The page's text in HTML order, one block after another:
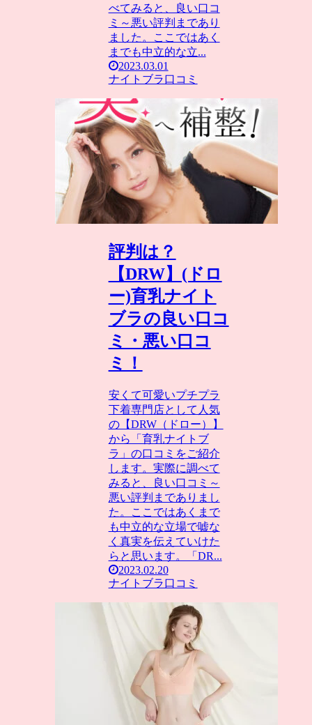
べてみると、良い口コ
ミ～悪い評判まであり
ました。ここではあく
までも中立的な立...
2023.03.01
ナイトブラ口コミ
評判は？
【DRW】(ドロ
ー)育乳ナイト
ブラの良い口コ
ミ・悪い口コ
ミ！
安くて可愛いプチプラ
下着専門店として人気
の【DRW（ドロー）】
から「育乳ナイトブ
ラ」の口コミをご紹介
します。実際に調べて
みると、良い口コミ～
悪い評判までありまし
た。ここではあくまで
も中立的な立場で嘘な
く真実を伝えていけた
らと思います。「DR...
2023.02.20
ナイトブラ口コミ